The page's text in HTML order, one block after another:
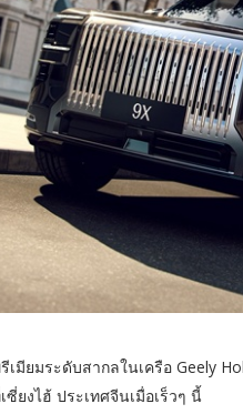
มียมระดับสากลในเครือ Geely
ซี่ยงไฮ้ ประเทศจีนเมื่อเร็วๆ นี้